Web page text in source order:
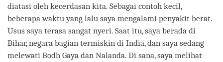
diatasi oleh kecerdasan kita. Sebagai contoh kecil,
beberapa waktu yang lalu saya mengalami penyakit berat.
Usus saya terasa sangat nyeri. Saat itu, saya berada di
Bihar, negara bagian termiskin di India, dan saya sedang
melewati Bodh Gaya dan Nalanda. Di sana, saya melihat